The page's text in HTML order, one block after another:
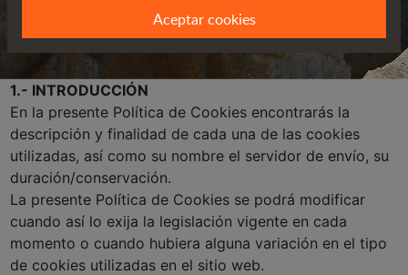
1.- INTRODUCCIÓN
En la presente Política de Cookies encontrarás la
descripción y finalidad de cada una de las cookies
utilizadas, así como su nombre el servidor de envío, su
duración/conservación.
La presente Política de Cookies se podrá modificar
cuando así lo exija la legislación vigente en cada
momento o cuando hubiera alguna variación en el tipo
de cookies utilizadas en el sitio web.
Aceptar cookies